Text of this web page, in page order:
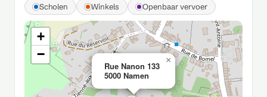
Scholen
Winkels Openbaar vervoer
Rue Nanon 133
5000 Namen
×
+
−